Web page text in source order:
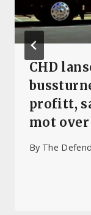
CHD
profitt,
mot
By The